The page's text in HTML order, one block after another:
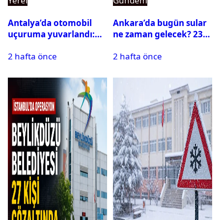
Antalya’da otomobil
uçuruma yuvarlandı:
var
2 hafta önce
Ankara’da bugün sular
ne zaman gelecek? 23
su kesintisi sorgulama
2 hafta önce